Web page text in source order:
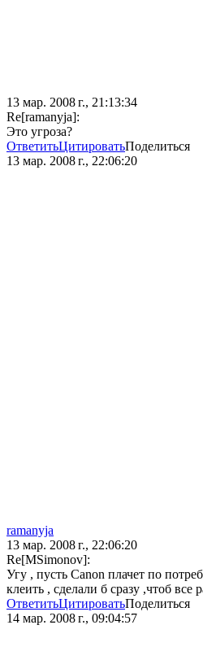
13 мар. 2008 г., 21:13:34
Re[ramanyja]:
Это угроза?
ОтветитьЦитироватьПоделиться
13 мар. 2008 г., 22:06:20
ramanyja
13 мар. 2008 г., 22:06:20
Re[MSimonov]:
Угу , пусть Canon плачет по
клеить , сделали б сразу ,чтоб все
ОтветитьЦитироватьПоделиться
14 мар. 2008 г., 09:04:57